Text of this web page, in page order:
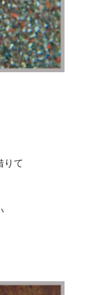
りて